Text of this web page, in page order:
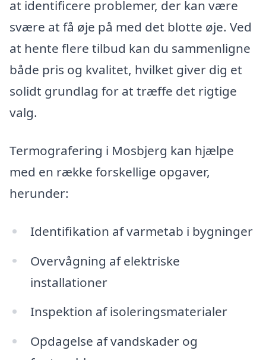
at identificere problemer, der kan være
svære at få øje på med det blotte øje. Ved
at hente flere tilbud kan du sammenligne
både pris og kvalitet, hvilket giver dig et
solidt grundlag for at træffe det rigtige
valg.
Termografering i Mosbjerg kan hjælpe
med en række forskellige opgaver,
herunder:
Identifikation af varmetab i bygninger
Overvågning af elektriske
installationer
Inspektion af isoleringsmaterialer
Opdagelse af vandskader og